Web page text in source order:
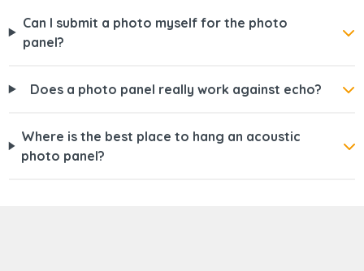
Can I submit a photo myself for the photo
panel?
Does a photo panel really work against echo?
Where is the best place to hang an acoustic
photo panel?